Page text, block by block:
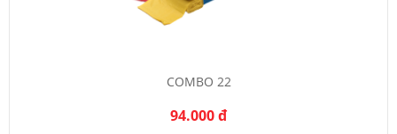
COMBO 22
94.000 đ